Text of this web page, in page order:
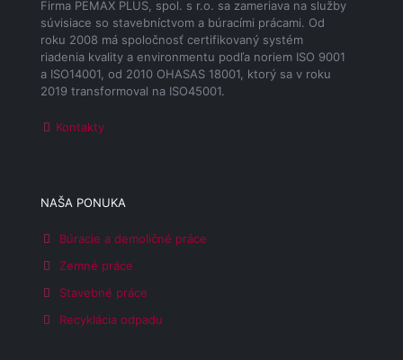
Firma PEMAX PLUS, spol. s r.o. sa zameriava na služby
súvisiace so stavebníctvom a búracími prácami. Od
roku 2008 má spoločnosť certifikovaný systém
riadenia kvality a environmentu podľa noriem ISO 9001
a ISO14001, od 2010 OHASAS 18001, ktorý sa v roku
2019 transformoval na ISO45001.
Kontakty
NAŠA PONUKA
Búracie a demoličné práce
Zemné práce
Stavebné práce
Recyklácia odpadu